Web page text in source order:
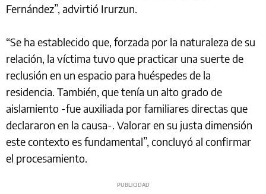
Fernández”, advirtió Irurzun.
“Se ha establecido que, forzada por la naturaleza de su
relación, la víctima tuvo que practicar una suerte de
reclusión en un espacio para huéspedes de la
residencia. También, que tenía un alto grado de
aislamiento -fue auxiliada por familiares directas que
declararon en la causa-. Valorar en su justa dimensión
este contexto es fundamental”, concluyó al confirmar
el procesamiento.